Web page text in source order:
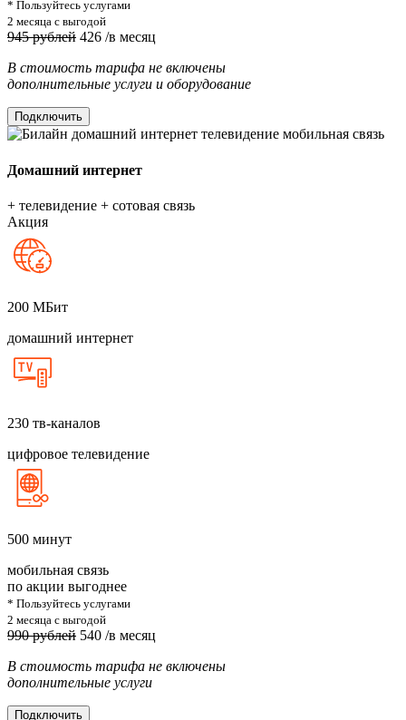
* Пользуйтесь услугами
2 месяца с выгодой
945 рублей 426 /в месяц
В стоимость тарифа не включены
дополнительные услуги и оборудование
Подключить
Домашний интернет
+ телевидение + сотовая связь
Акция
200 МБит
домашний интернет
230 тв-каналов
цифровое телевидение
500 минут
мобильная связь
по акции выгоднее
* Пользуйтесь услугами
2 месяца с выгодой
990 рублей 540 /в месяц
В стоимость тарифа не включены
дополнительные услуги
Подключить